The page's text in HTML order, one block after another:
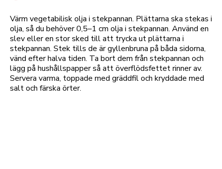
Värm vegetabilisk olja i stekpannan. Plättarna ska stekas i
olja, så du behöver 0,5–1 cm olja i stekpannan. Använd en
slev eller en stor sked till att trycka ut plättarna i
stekpannan. Stek tills de är gyllenbruna på båda sidorna,
vänd efter halva tiden. Ta bort dem från stekpannan och
lägg på hushållspapper så att överflödsfettet rinner av.
Servera varma, toppade med gräddfil och kryddade med
salt och färska örter.